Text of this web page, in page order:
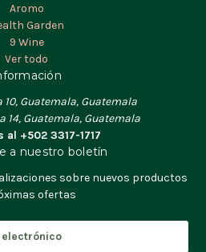
Aromo
Garden
9 Wine
Ver todo
10, Guatemala, Guatemala
14, Guatemala, Guatemala
al +502 3317-1717
a nuestro boletín
sobre nuevos productos
ofertas